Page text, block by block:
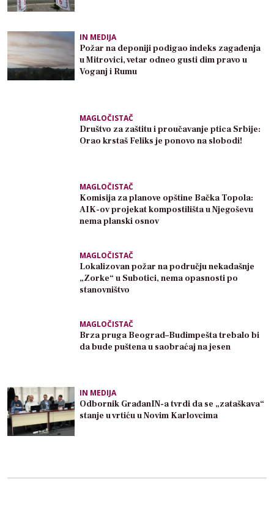
IN MEDIJA
Požar na deponiji podigao indeks zagađenja
u Mitrovici, vetar odneo gusti dim pravo u
Voganj i Rumu
MAGLOČISTAČ
Društvo za zaštitu i proučavanje ptica Srbije:
Orao krstaš Feliks je ponovo na slobodi!
MAGLOČISTAČ
Komisija za planove opštine Bačka Topola:
AIK-ov projekat kompostilišta u Njegoševu
nema planski osnov
MAGLOČISTAČ
Lokalizovan požar na području nekadašnje
„Zorke“ u Subotici, nema opasnosti po
stanovništvo
MAGLOČISTAČ
Brza pruga Beograd–Budimpešta trebalo bi
da bude puštena u saobraćaj na jesen
IN MEDIJA
Odbornik GrađanIN-a tvrdi da se „zataškava“
stanje u vrtiću u Novim Karlovcima